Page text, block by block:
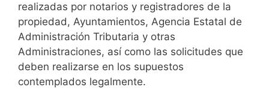
realizadas por notarios y registradores de la
propiedad, Ayuntamientos, Agencia Estatal de
Administración Tributaria y otras
Administraciones, así como las solicitudes que
deben realizarse en los supuestos
contemplados legalmente.